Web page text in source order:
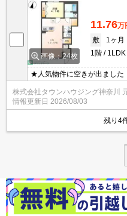
画像：24枚
11.76万
敷
1ヶ月
1階
1LDK
★人気物件に空きが出ました
様の物件も含めて気になる
Mでのご相談も承ります★
株式会社タウンハウジング神奈川
情報更新日 2026/08/03
残り4